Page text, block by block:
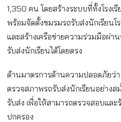
1,350 คน โดยสร้างระบบที่ทั้งโรง
พร้อมจัดตั้งชมรมรถรับส่งนักเรียนโ
และสร้างเครือข่ายความร่วมมือผ่า
รับส่งนักเรียนได้โดยตรง
ด้านมาตรการด้านความปลอดภัยว่
ตรวจสภาพรถรับส่งนักเรียนอย่าง
รับส่ง เพื่อให้สามารถตรวจสอบและ
ปกครอง